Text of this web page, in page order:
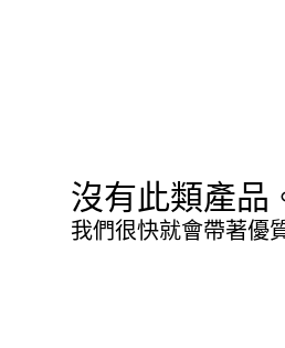
沒有此類產品
我們很快就會帶著優